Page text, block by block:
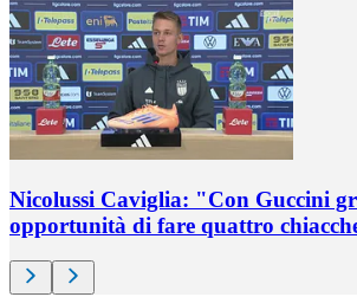
Nicolussi Caviglia: "Con Guccini
opportunità di fare quattro